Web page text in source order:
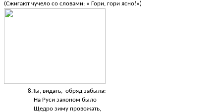
(Сжигают чучело со словами: « Гори, гори ясно!»)
8.Ты, видать, обряд забыла:
На Руси законом было
Щедро зиму провожать,